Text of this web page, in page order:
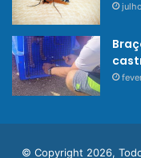
© Copyright 2026,